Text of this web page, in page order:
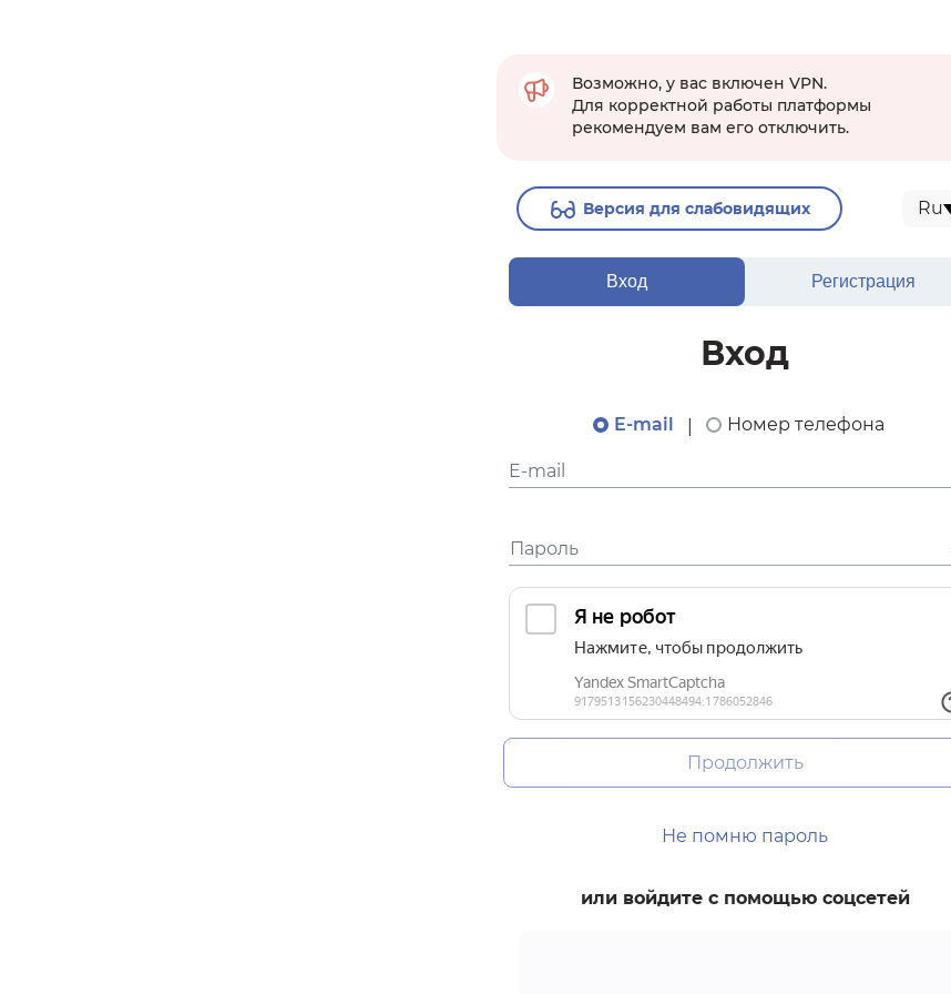
Версия для слабовидящих Ru
Возможно, у вас включен VPN.
Для корректной работы платформы
рекомендуем вам его отключить.
Вход Регистрация
Вход
E-mail Номер телефона
Продолжить
Не помню пароль
или войдите с помощью соцсетей